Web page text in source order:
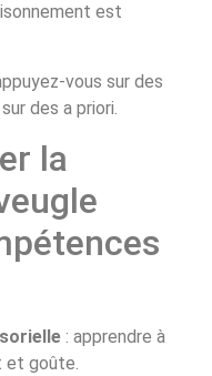
est
vous sur des
des a priori.
la
: apprendre à
et goûte.